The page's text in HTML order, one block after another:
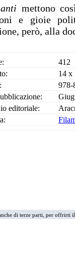
mettono
e gioie
però, alla
412
14 x
978-
editoriale:
di terze parti, per